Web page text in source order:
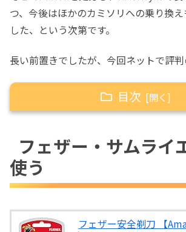
つ、今後はほかのカミソリへの乗り換
した、という次第です。
長い前置きでしたが、今回ネットで評
目次
替刃を購入。
剃ってみた
今までこんな素晴らしい商品
フェザー・サムライ
使う
フェザー安全剃刀 【